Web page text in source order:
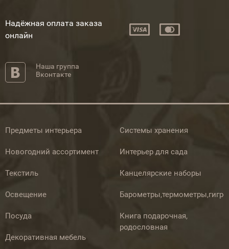
Надёжная оплата заказа
онлайн
Наша группа
Вконтакте
Предметы интерьера
Новогодний ассортимент
Текстиль
Освещение
Посуда
Декоративная мебель
Системы хранения
Интерьер для сада
Канцелярские наборы
Книга подарочная,
родословная